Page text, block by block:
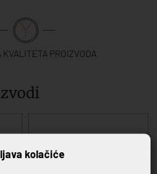
PROIZVODA
kolačiće